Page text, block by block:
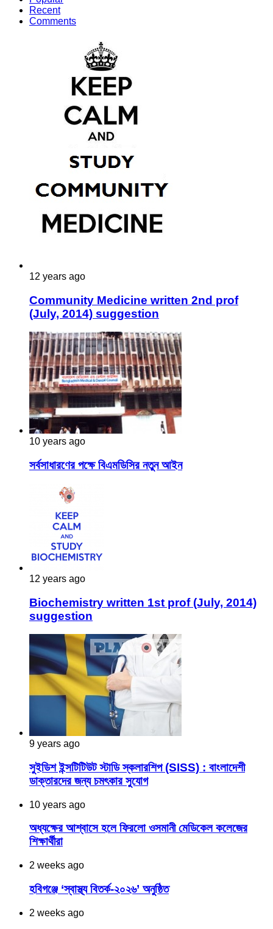
Recent
Comments
12 years ago
Community Medicine written 2nd prof
(July, 2014) suggestion
10 years ago
সর্বসাধারণের পক্ষে বিএমডিসির নতুন আইন
12 years ago
Biochemistry written 1st prof (July, 2014)
suggestion
9 years ago
সুইডিশ ইন্সটিটিউট স্টাডি স্কলারশিপ (SISS) : বাংলাদেশী
ডাক্তারদের জন্য চমৎকার সুযোগ
10 years ago
অধ্যক্ষের আশ্বাসে হলে ফিরলো ওসমানী মেডিকেল কলেজের
শিক্ষার্থীরা
2 weeks ago
হবিগঞ্জে ‘স্বাস্থ্য বিতর্ক-২০২৬’ অনুষ্ঠিত
2 weeks ago